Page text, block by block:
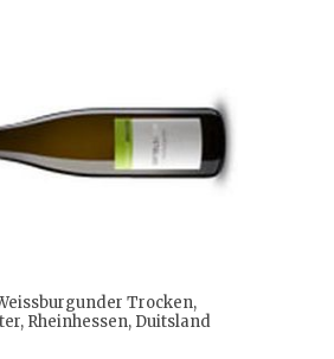
Trocken,
Rheinhessen, Duitsland